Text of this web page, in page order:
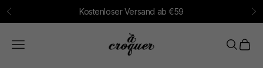
Zum Inhalt springen
Zurück Kostenloser Versand ab €59
à croquer
Menü Suchen